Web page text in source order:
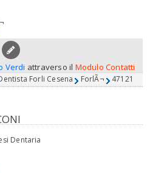
Verdi attraverso il Modulo Contatti
Forli Cesena ForlÃ¬ 47121
Dentaria